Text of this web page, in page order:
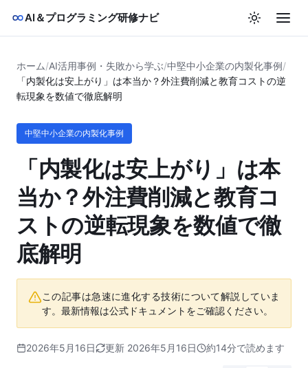
AI＆プログラミング研修ナビ
ホーム/AI活用事例・失敗から学ぶ/中堅中小企業の内製化事例/
「内製化は安上がり」は本当か？外注費削減と教育コストの逆
転現象を数値で徹底解明
中堅中小企業の内製化事例
「内製化は安上がり」は本
当か？外注費削減と教育コ
ストの逆転現象を数値で徹
底解明
この記事は急速に進化する技術について解説していま
す。最新情報は公式ドキュメントをご確認ください。
2026年5月16日 更新 2026年5月16日 約14分で読めます